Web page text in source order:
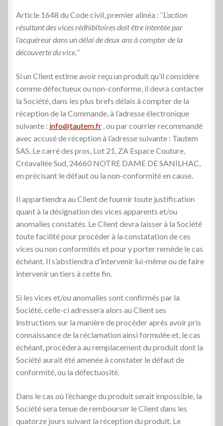
Article 1648 du Code civil, premier alinéa : ‘’L’action
résultant des vices rédhibitoires doit être intentée par
l’acquéreur dans un délai de deux ans à compter de la
découverte du vice.’’
Si un Client estime avoir reçu un produit qu’il considère
comme défectueux ou non-conforme, il devra contacter
la Société, dans les plus brefs délais à compter de la
réception de la Commande, à l’adresse électronique
suivante : info@tautem.fr , ou par courrier recommandé
avec accusé de réception à l’adresse suivante : Tautem
SAS, Le carré des pros, Lot 21, ZA Espace Couture,
Créavallée Sud, 24660 NOTRE DAME DE SANILHAC,
en précisant le défaut ou la non-conformité en cause.
Il appartiendra au Client de fournir toute justification
quant à la désignation des vices apparents et/ou
anomalies constatés. Le Client devra laisser à la Société
toute facilité pour procéder à la constatation de ces
vices ou non conformités et pour y porter remède le cas
échéant. Il s’abstiendra d’intervenir lui-même ou de faire
intervenir un tiers à cette fin.
Si les vices et/ou anomalies sont confirmés par la
Société, celle-ci adressera alors au Client ses
instructions sur la manière de procéder après avoir pris
connaissance de la réclamation ainsi formulée et, le cas
échéant, procèdera au remplacement du produit dont la
Société aurait été amenée à constater le défaut de
conformité, ou la défectuosité.
Dans le cas où l’échange du produit serait impossible, la
Société sera tenue de rembourser le Client dans les
quatorze jours suivant la réception du produit. Le